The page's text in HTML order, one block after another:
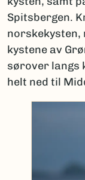
Spitsbergen.
norskekysten,
kystene av
sørover langs
helt ned til